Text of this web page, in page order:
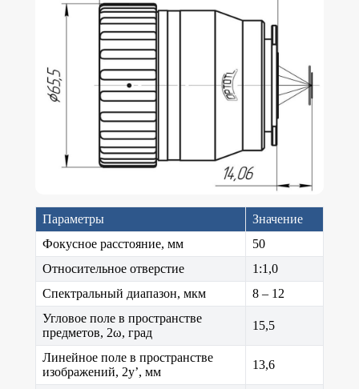
Параметры
Значение
Фокусное расстояние, мм
50
Относительное отверстие
1:1,0
Спектральный диапазон, мкм
8 – 12
Угловое поле в пространстве
предметов, 2ω, град
15,5
Линейное поле в пространстве
изображений, 2y’, мм
13,6